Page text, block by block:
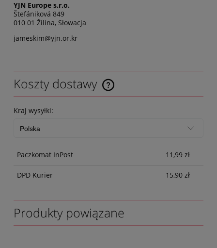
YJN Europe s.r.o.
Štefániková 849
010 01 Žilina, Słowacja
jameskim@yjn.or.kr
Koszty dostawy
Kraj wysyłki:
Paczkomat InPost 11,99 zł
DPD Kurier 15,90 zł
Produkty powiązane